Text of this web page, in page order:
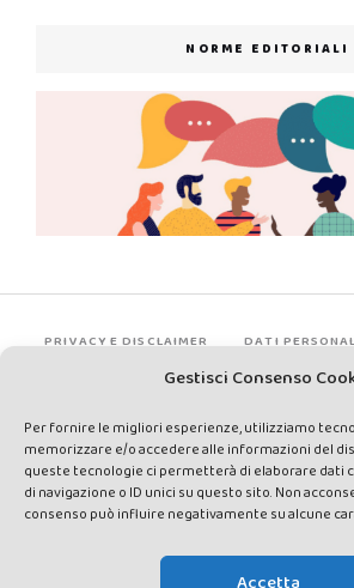
Gestisci Consenso
Per fornire le migliori esperienze, utilizziamo
memorizzare e/o accedere alle informazioni del
queste tecnologie ci permetterà di elaborare dati
di navigazione o ID unici su questo sito. Non
consenso può influire negativamente su alcune
NORME EDITORIALI
PRIVACY E DISCLAIMER DATI
rights reserved - Testata registrata presso il